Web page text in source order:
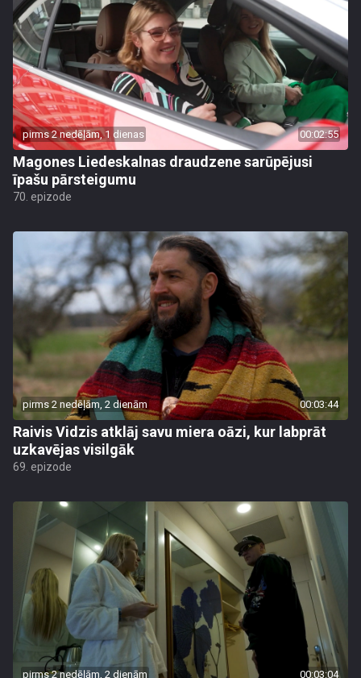
pirms 2 nedēļām, 1 dienas 00:02:55
Magones Liedeskalnas draudzene sarūpējusi
īpašu pārsteigumu
70. epizode
pirms 2 nedēļām, 2 dienām 00:03:44
Raivis Vidzis atklāj savu miera oāzi, kur labprāt
uzkavējas visilgāk
69. epizode
pirms 2 nedēļām, 2 dienām 00:03:04